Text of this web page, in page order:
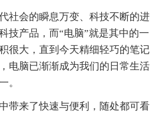
会的瞬息万变、科技不断的进
技产品，而“电脑”就是其中的一
很大，直到今天精细轻巧的笔记
电脑已渐渐成为我们的日常生活
。
来了快速与便利，随处都可看